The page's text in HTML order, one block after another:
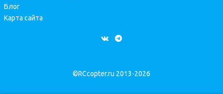
Блог
Карта сайта
©RCcopter.ru 2013-2026